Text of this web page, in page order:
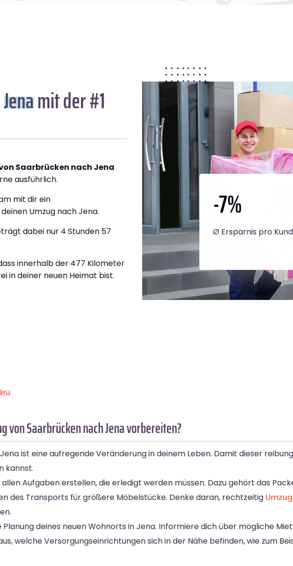
Jenamit der #1
Saarbrücken nach Jena
ausführlich.
mit dir ein
Umzug nach Jena.
dabei nur 4 Stunden 57
innerhalb der 477 Kilometer
in deiner neuen Heimat bist.
-7%
Ø Ersparnis pro
von Saarbrücken nach Jena vorbereiten?
ist eine aufregende Veränderung in deinem Leben. Damit dieser
kannst.
Aufgaben erstellen, die erledigt werden müssen. Dazu gehört das
des Transports für größere Möbelstücke. Denke daran, rechtzeitig
deines neuen Wohnorts in Jena. Informiere dich über mögliche
welche Versorgungseinrichtungen sich in der Nähe befinden, wie zum